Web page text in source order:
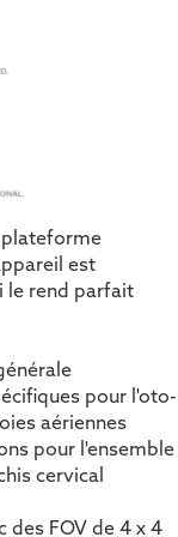
plateforme
est
le rend parfait
pour l'oto-
aériennes
pour l'ensemble
cervical
des FOV de 4 x 4